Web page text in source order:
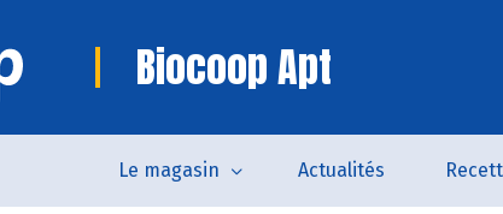
Biocoop Apt
Le magasin Actualités